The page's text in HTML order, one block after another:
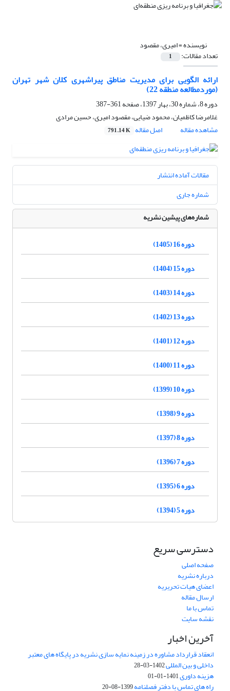
نویسنده =امیری، مقصود
تعداد مقالات: 1
ارائه الگویی برای مدیریت مناطق پیراشهری کلان شهر تهران
(موردمطالعه منطقه 22)
دوره 8، شماره 30، بهار 1397، صفحه
361-387
غلامرضا کاظمیان، محمود ضیایی، مقصود امیری، حسین مرادی
مشاهده مقاله
اصل مقاله 791.14 K
مقالات آماده انتشار
شماره جاری
شماره‌های پیشین نشریه
دوره 16 (1405)
دوره 15 (1404)
دوره 14 (1403)
دوره 13 (1402)
دوره 12 (1401)
دوره 11 (1400)
دوره 10 (1399)
دوره 9 (1398)
دوره 8 (1397)
دوره 7 (1396)
دوره 6 (1395)
دوره 5 (1394)
دسترسی سریع
صفحه اصلی
درباره نشریه
اعضای هیات تحریریه
ارسال مقاله
تماس با ما
نقشه سایت
آخرین اخبار
انعقاد قرارداد مشاوره در زمینه نمایه سازی نشریه در پایگاه های معتبر
داخلی و بین المللی1402-03-28
هزینه داوری1401-01-01
راه های تماس با دفتر فصلنامه1399-08-20